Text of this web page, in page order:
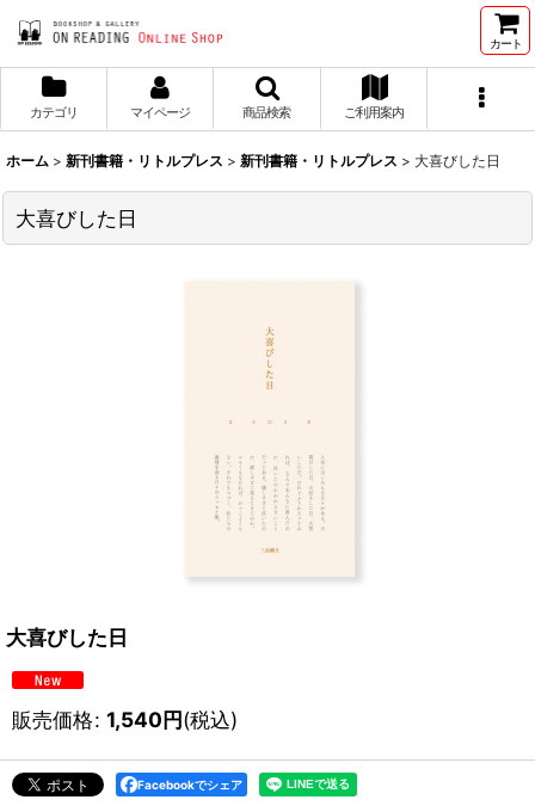
カート
カテゴリ マイページ 商品検索 ご利用案内
ホーム > 新刊書籍・リトルプレス > 新刊書籍・リトルプレス > 大喜びした日
大喜びした日
大喜びした日
販売価格: 1,540円(税込)
Facebookでシェア